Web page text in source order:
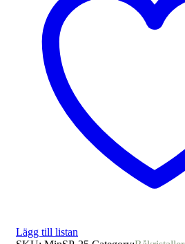
Lägg till listan